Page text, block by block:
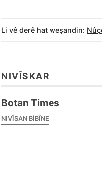
Li vê derê hat weşandin:
NIVÎSKAR
Botan Times
NIVÎSAN BIBÎNE